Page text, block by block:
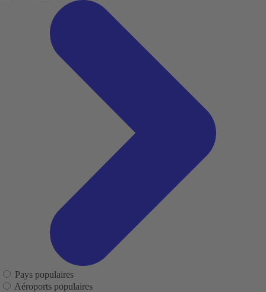
Pays populaires
Aéroports populaires